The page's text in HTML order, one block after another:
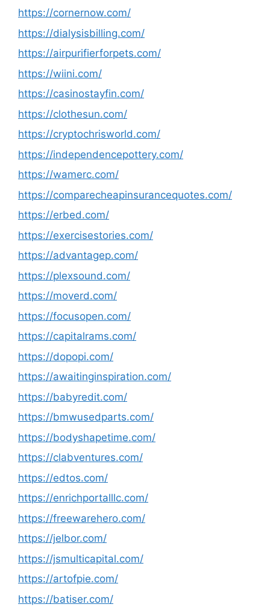
https://cornernow.com/
https://dialysisbilling.com/
https://airpurifierforpets.com/
https://wiini.com/
https://casinostayfin.com/
https://clothesun.com/
https://cryptochrisworld.com/
https://independencepottery.com/
https://wamerc.com/
https://comparecheapinsurancequotes.com/
https://erbed.com/
https://exercisestories.com/
https://advantagep.com/
https://plexsound.com/
https://moverd.com/
https://focusopen.com/
https://capitalrams.com/
https://dopopi.com/
https://awaitinginspiration.com/
https://babyredit.com/
https://bmwusedparts.com/
https://bodyshapetime.com/
https://clabventures.com/
https://edtos.com/
https://enrichportalllc.com/
https://freewarehero.com/
https://jelbor.com/
https://jsmulticapital.com/
https://artofpie.com/
https://batiser.com/